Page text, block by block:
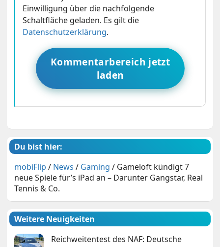
Einwilligung über die nachfolgende
Schaltfläche geladen. Es gilt die
Datenschutzerklärung.
Kommentarbereich jetzt
laden
Du bist hier:
mobiFlip / News / Gaming / Gameloft kündigt 7
neue Spiele für’s iPad an – Darunter Gangstar, Real
Tennis & Co.
Weitere Neuigkeiten
Reichweitentest des NAF: Deutsche